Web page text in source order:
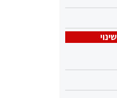
שינוי